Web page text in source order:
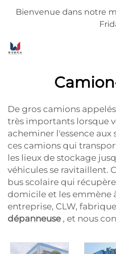
Bienvenue dans notre
De gros camions
très importants lorsque
acheminer l'essence aux
ces camions qui
les lieux de stockage
véhicules se ravitaillent.
bus scolaire qui
domicile et les emmène
entreprise, CLW,
dépanneuse , et nous